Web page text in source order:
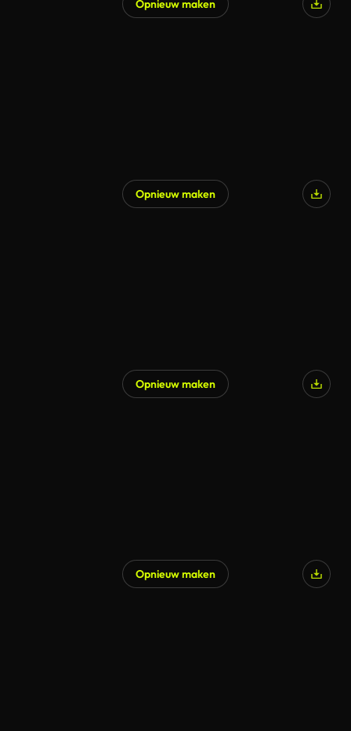
Opnieuw maken
Opnieuw maken
Opnieuw maken
Opnieuw maken